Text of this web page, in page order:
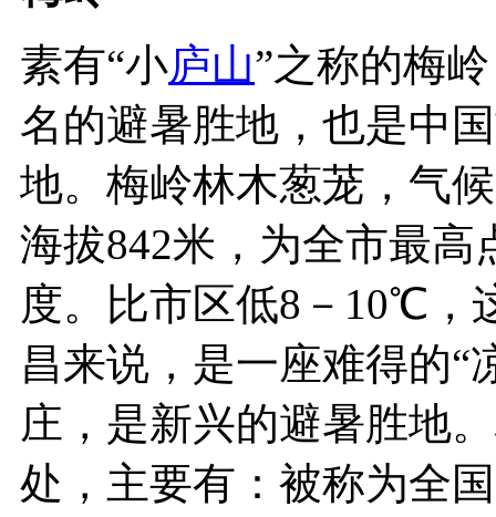
素有“小庐山”之称的梅
名的避暑胜地，也是中
地。梅岭林木葱茏，气
海拔842米，为全市最高
度。比市区低8－10℃，
昌来说，是一座难得的“
庄，是新兴的避暑胜地
处，主要有：被称为全